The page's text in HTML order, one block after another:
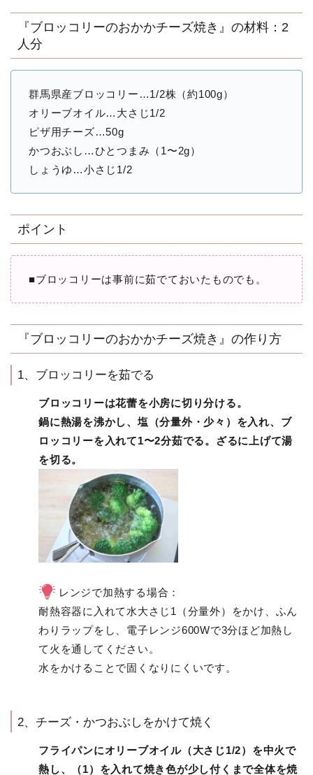
『ブロッコリーのおかかチーズ焼き』の材料：2
人分
群馬県産ブロッコリー…1/2株（約100g）
オリーブオイル…大さじ1/2
ピザ用チーズ…50g
かつおぶし…ひとつまみ（1〜2g）
しょうゆ…小さじ1/2
ポイント
■ブロッコリーは事前に茹でておいたものでも。
『ブロッコリーのおかかチーズ焼き』の作り方
1、ブロッコリーを茹でる
ブロッコリーは花蕾を小房に切り分ける。
鍋に熱湯を沸かし、塩（分量外・少々）を入れ、ブ
ロッコリーを入れて1〜2分茹でる。ざるに上げて湯
を切る。
レンジで加熱する場合：
耐熱容器に入れて水大さじ1（分量外）をかけ、ふん
わりラップをし、電子レンジ600Wで3分ほど加熱し
て火を通してください。
水をかけることで固くなりにくいです。
2、チーズ・かつおぶしをかけて焼く
フライパンにオリーブオイル（大さじ1/2）を中火で
熱し、（1）を入れて焼き色が少し付くまで全体を焼